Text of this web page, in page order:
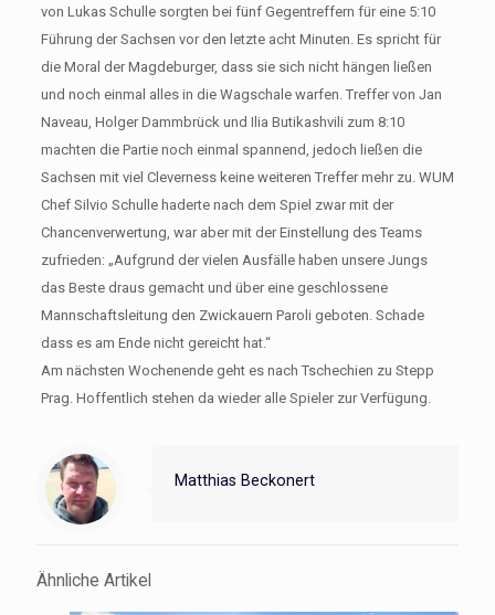
von Lukas Schulle sorgten bei fünf Gegentreffern für eine 5:10
Führung der Sachsen vor den letzte acht Minuten. Es spricht für
die Moral der Magdeburger, dass sie sich nicht hängen ließen
und noch einmal alles in die Wagschale warfen. Treffer von Jan
Naveau, Holger Dammbrück und Ilia Butikashvili zum 8:10
machten die Partie noch einmal spannend, jedoch ließen die
Sachsen mit viel Cleverness keine weiteren Treffer mehr zu. WUM
Chef Silvio Schulle haderte nach dem Spiel zwar mit der
Chancenverwertung, war aber mit der Einstellung des Teams
zufrieden: „Aufgrund der vielen Ausfälle haben unsere Jungs
das Beste draus gemacht und über eine geschlossene
Mannschaftsleitung den Zwickauern Paroli geboten. Schade
dass es am Ende nicht gereicht hat.“
Am nächsten Wochenende geht es nach Tschechien zu Stepp
Prag. Hoffentlich stehen da wieder alle Spieler zur Verfügung.
Matthias Beckonert
Ähnliche Artikel